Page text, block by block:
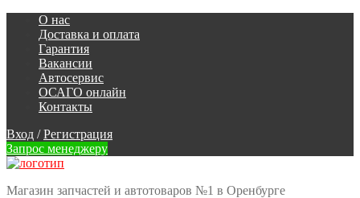
О нас
Доставка и оплата
Гарантия
Вакансии
Автосервис
ОСАГО онлайн
Контакты
Вход / Регистрация
Запрос менеджеру
Магазин запчастей и автотоваров №1 в Оренбурге